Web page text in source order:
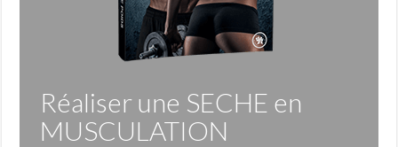
Réaliser une SECHE en
MUSCULATION